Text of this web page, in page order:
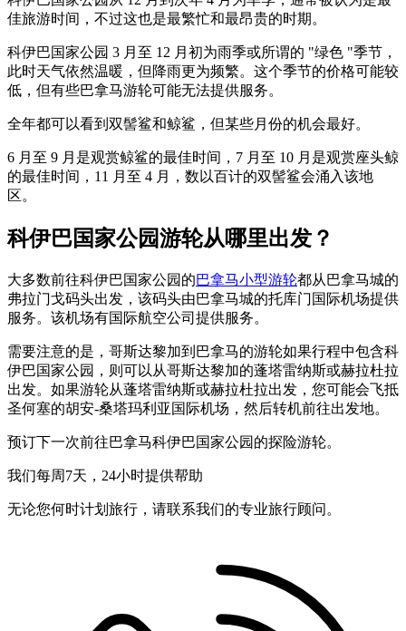
佳旅游时间，不过这也是最繁忙和最昂贵的时期。
科伊巴国家公园 3 月至 12 月初为雨季或所谓的 "绿色 "季节，
此时天气依然温暖，但降雨更为频繁。这个季节的价格可能较
低，但有些巴拿马游轮可能无法提供服务。
全年都可以看到双髻鲨和鲸鲨，但某些月份的机会最好。
6 月至 9 月是观赏鲸鲨的最佳时间，7 月至 10 月是观赏座头鲸
的最佳时间，11 月至 4 月，数以百计的双髻鲨会涌入该地
区。
科伊巴国家公园游轮从哪里出发？
大多数前往科伊巴国家公园的巴拿马小型游轮都从巴拿马城的
弗拉门戈码头出发，该码头由巴拿马城的托库门国际机场提供
服务。该机场有国际航空公司提供服务。
需要注意的是，哥斯达黎加到巴拿马的游轮如果行程中包含科
伊巴国家公园，则可以从哥斯达黎加的蓬塔雷纳斯或赫拉杜拉
出发。如果游轮从蓬塔雷纳斯或赫拉杜拉出发，您可能会飞抵
圣何塞的胡安-桑塔玛利亚国际机场，然后转机前往出发地。
预订下一次前往巴拿马科伊巴国家公园的探险游轮。
我们每周7天，24小时提供帮助
无论您何时计划旅行，请联系我们的专业旅行顾问。